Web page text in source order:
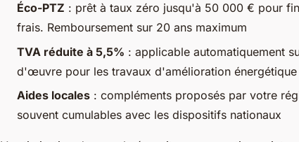
Éco-PTZ : prêt à taux zéro jusqu'à 50 000 € pour
frais. Remboursement sur 20 ans maximum
TVA réduite à 5,5% : applicable automatiquement
d'œuvre pour les travaux d'amélioration énergétique
Aides locales : compléments proposés par votre
souvent cumulables avec les dispositifs nationaux